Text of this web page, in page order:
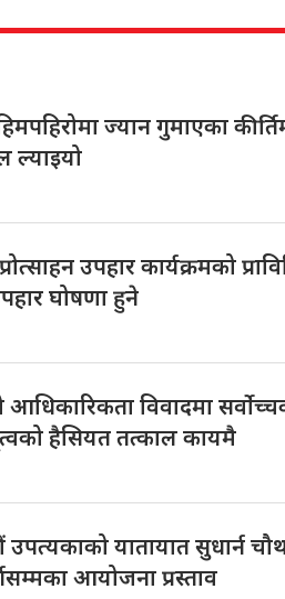
हिमपहिरोमा ज्यान गुमाएका
ल्याइयो
उपहार कार्यक्रमको
घोषणा हुने
आधिकारिकता विवादमा
हैसियत तत्काल कायमै
उपत्यकाको यातायात सुधार्न
आयोजना प्रस्ताव